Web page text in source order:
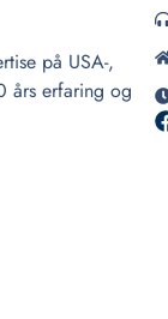
på USA-,
års erfaring og